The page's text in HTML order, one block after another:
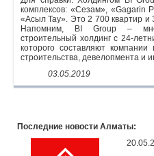
комплексов: «Сезам», «Gagarin
«Асыл Тау». Это 2 700 квартир и
Напомним, BI Group –
строительный холдинг с 24-
которого составляют
строительства, девелопмента и
03.05.2019
Последние новости Алматы: